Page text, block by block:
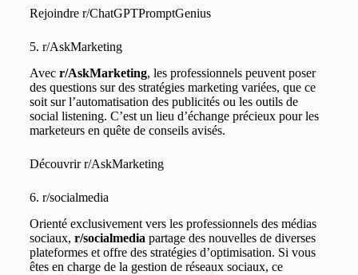
Rejoindre r/ChatGPTPromptGenius
5. r/AskMarketing
Avec r/AskMarketing, les professionnels peuvent poser
des questions sur des stratégies marketing variées, que ce
soit sur l’automatisation des publicités ou les outils de
social listening. C’est un lieu d’échange précieux pour les
marketeurs en quête de conseils avisés.
Découvrirr/AskMarketing
6. r/socialmedia
Orienté exclusivement vers les professionnels des médias
sociaux, r/socialmedia partage des nouvelles de diverses
plateformes et offre des stratégies d’optimisation. Si vous
êtes en charge de la gestion de réseaux sociaux, ce